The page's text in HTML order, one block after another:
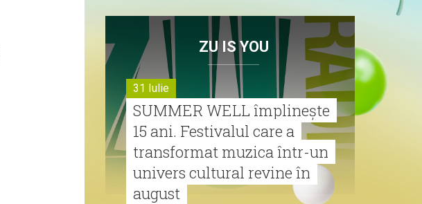
ZU IS YOU
31 Iulie
SUMMER WELL împlinește
15 ani. Festivalul care a
transformat muzica într-un
univers cultural revine în
august